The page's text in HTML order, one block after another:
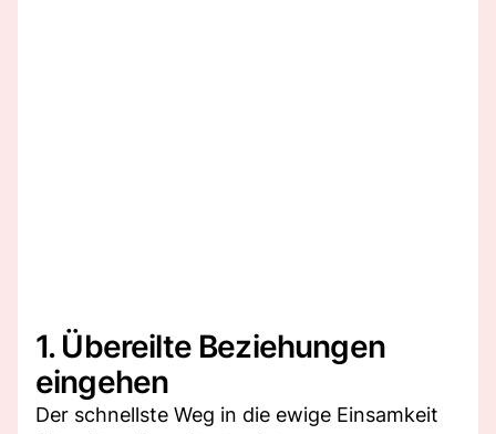
1. Übereilte Beziehungen
eingehen
Der schnellste Weg in die ewige Einsamkeit